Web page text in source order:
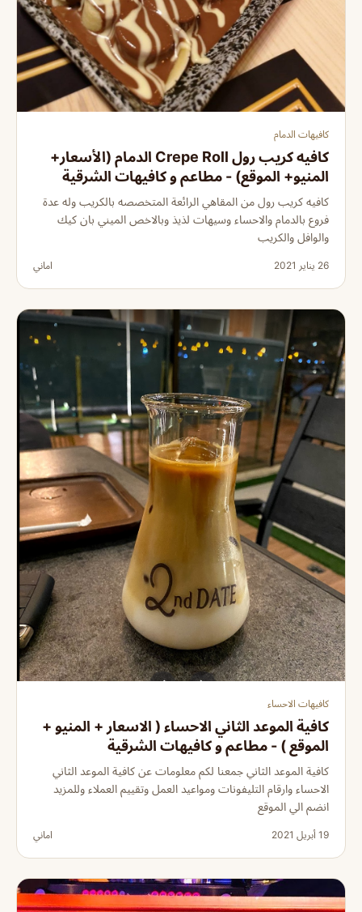
كافيهات الدمام
كافيه كريب رول Crepe Roll الدمام (الأسعار+
المنيو+ الموقع) - مطاعم و كافيهات الشرقية
كافيه كريب رول من المقاهي الرائعة المتخصصه بالكريب وله عدة
فروع بالدمام والاحساء وسيهات لذيذ وبالاخص الميني بان كيك
والوافل والكريب
26 يناير 2021 اماني
كافيهات الاحساء
كافية الموعد الثاني الاحساء ( الاسعار + المنيو +
الموقع ) - مطاعم و كافيهات الشرقية
كافية الموعد الثاني جمعنا لكم معلومات عن كافية الموعد الثاني
الاحساء وارقام التليفونات ومواعيد العمل وتقييم العملاء وللمزيد
انضم الي الموقع
19 أبريل 2021 اماني